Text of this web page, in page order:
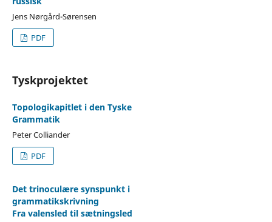
Jens Nørgård-Sørensen
PDF
Tyskprojektet
Topologikapitlet i den Tyske
Grammatik
Peter Colliander
PDF
Det trinoculære synspunkt i
grammatikskrivning
Fra valensled til sætningsled